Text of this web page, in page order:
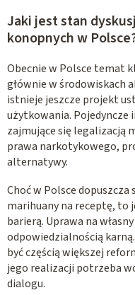
Jaki jest stan
konopnych w
Obecnie w Polsce temat
głównie w środowiskach
istnieje jeszcze projekt
użytkowania. Pojedyncze
zajmujące się legalizacją
prawa narkotykowego,
alternatywy.
Choć w Polsce
marihuany na receptę, to
barierą. Uprawa na
odpowiedzialnością
być częścią większej
jego realizacji potrzeba
dialogu.